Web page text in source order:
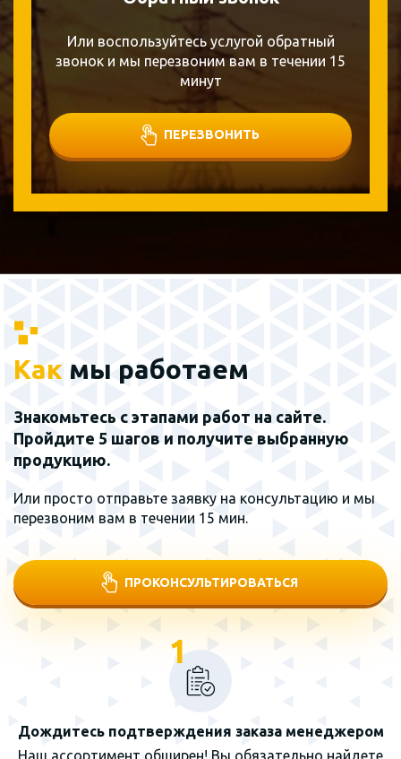
Или воспользуйтесь услугой обратный
звонок и мы перезвоним вам в течении 15
минут
ПЕРЕЗВОНИТЬ
Как мы работаем
Знакомьтесь с этапами работ на сайте.
Пройдите 5 шагов и получите выбранную
продукцию.
Или просто отправьте заявку на консультацию и мы
перезвоним вам в течении 15 мин.
ПРОКОНСУЛЬТИРОВАТЬСЯ
1
Дождитесь подтверждения заказа менеджером
Наш ассортимент обширен! Вы обязательно найдете